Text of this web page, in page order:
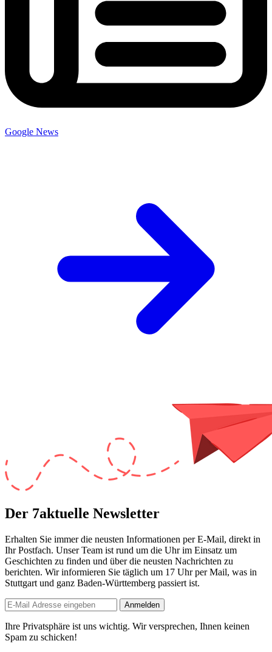
Google News
Der 7aktuelle Newsletter
Erhalten Sie immer die neusten Informationen per E-Mail, direkt in
Ihr Postfach. Unser Team ist rund um die Uhrim Einsatz um
Geschichten zu finden und über die neusten Nachrichten zu
berichten. Wir informieren Sie täglich um 17 Uhrper Mail, was in
Stuttgart und ganz Baden-Württemberg passiert ist.
Anmelden
Ihre Privatsphäre ist uns wichtig. Wir versprechen, Ihnen keinen
Spam zu schicken!